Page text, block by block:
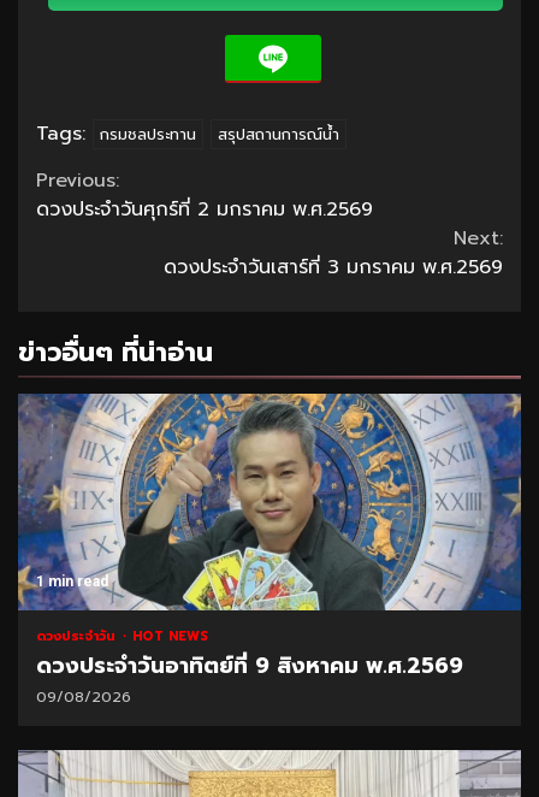
Tags: กรมชลประทาน สรุปสถานการณ์น้ำ
Continue
Reading
Previous:
ดวงประจำวันศุกร์ที่ 2 มกราคม พ.ศ.2569
Next:
ดวงประจำวันเสาร์ที่ 3 มกราคม พ.ศ.2569
ข่าวอื่นๆ ที่น่าอ่าน
1 min read
ดวงประจำวัน HOT NEWS
ดวงประจำวันอาทิตย์ที่ 9 สิงหาคม พ.ศ.2569
09/08/2026